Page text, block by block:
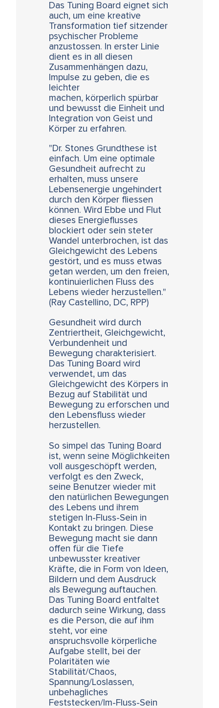
Das Tuning Board eignet sich
auch, um eine kreative
Transformation tief sitzender
psychischer Probleme
anzustossen. In erster Linie
dient es in all diesen
Zusammenhängen dazu,
Impulse zu geben, die es
leichter
machen, körperlich spürbar
und bewusst die Einheit und
Integration von Geist und
Körper zu erfahren.
"Dr. Stones Grundthese ist
einfach. Um eine optimale
Gesundheit aufrecht zu
erhalten, muss unsere
Lebensenergie ungehindert
durch den Körper fliessen
können. Wird Ebbe und Flut
dieses Energieflusses
blockiert oder sein steter
Wandel unterbrochen, ist das
Gleichgewicht des Lebens
gestört, und es muss etwas
getan werden, um den freien,
kontinuierlichen Fluss des
Lebens wieder herzustellen."
(Ray Castellino, DC, RPP)
Gesundheit wird durch
Zentriertheit, Gleichgewicht,
Verbundenheit und
Bewegung charakterisiert.
Das Tuning Board wird
verwendet, um das
Gleichgewicht des Körpers in
Bezug auf Stabilität und
Bewegung zu erforschen und
den Lebensfluss wieder
herzustellen.
So simpel das Tuning Board
ist, wenn seine Möglichkeiten
voll ausgeschöpft werden,
verfolgt es den Zweck,
seine Benutzer wieder mit
den natürlichen Bewegungen
des Lebens und ihrem
stetigen In-Fluss-Sein in
Kontakt zu bringen. Diese
Bewegung macht sie dann
offen für die Tiefe
unbewusster kreativer
Kräfte, die in Form von Ideen,
Bildern und dem Ausdruck
als Bewegung auftauchen.
Das Tuning Board entfaltet
dadurch seine Wirkung, dass
es die Person, die auf ihm
steht, vor eine
anspruchsvolle körperliche
Aufgabe stellt, bei der
Polaritäten wie
Stabilität/Chaos,
Spannung/Loslassen,
unbehagliches
Feststecken/Im-Fluss-Sein